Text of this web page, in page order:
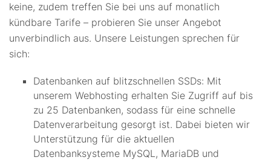
keine, zudem treffen Sie bei uns auf monatlich
kündbare Tarife – probieren Sie unser Angebot
unverbindlich aus. Unsere Leistungen sprechen für
sich:
Datenbanken auf blitzschnellen SSDs: Mit
unserem Webhosting erhalten Sie Zugriff auf bis
zu 25 Datenbanken, sodass für eine schnelle
Datenverarbeitung gesorgt ist. Dabei bieten wir
Unterstützung für die aktuellen
Datenbanksysteme MySQL, MariaDB und